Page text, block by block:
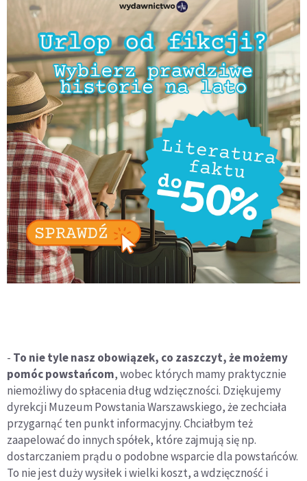
- To nie tyle nasz obowiązek, co zaszczyt, że możemy
pomóc powstańcom, wobec których mamy praktycznie
niemożliwy do spłacenia dług wdzięczności. Dziękujemy
dyrekcji Muzeum Powstania Warszawskiego, że zechciała
przygarnąć ten punkt informacyjny. Chciałbym też
zaapelować do innych spółek, które zajmują się np.
dostarczaniem prądu o podobne wsparcie dla powstańców.
To nie jest duży wysiłek i wielki koszt, a wdzięczność i